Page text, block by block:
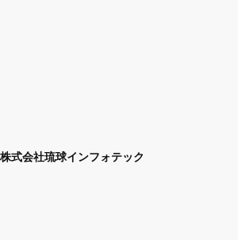
株式会社琉球インフォテック